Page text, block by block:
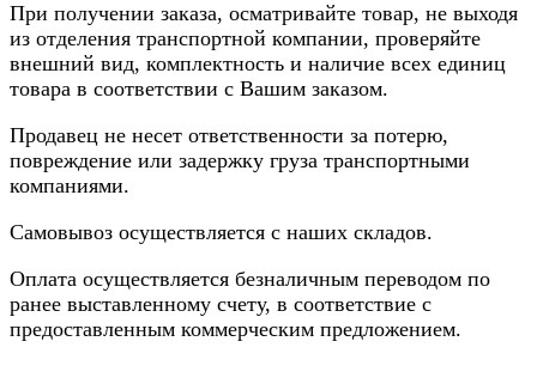
При получении заказа, осматривайте товар, не выходя
из отделения транспортной компании, проверяйте
внешний вид, комплектность и наличие всех единиц
товара в соответствии с Вашим заказом.
Продавец не несет ответственности за потерю,
повреждение или задержку груза транспортными
компаниями.
Самовывоз осуществляется с наших складов.
Оплата осуществляется безналичным переводом по
ранее выставленному счету, в соответствие с
предоставленным коммерческим предложением.